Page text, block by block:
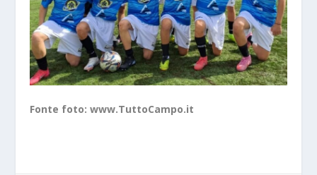
Fonte foto: www.TuttoCampo.it